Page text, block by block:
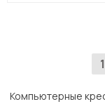
1
Компьютерные